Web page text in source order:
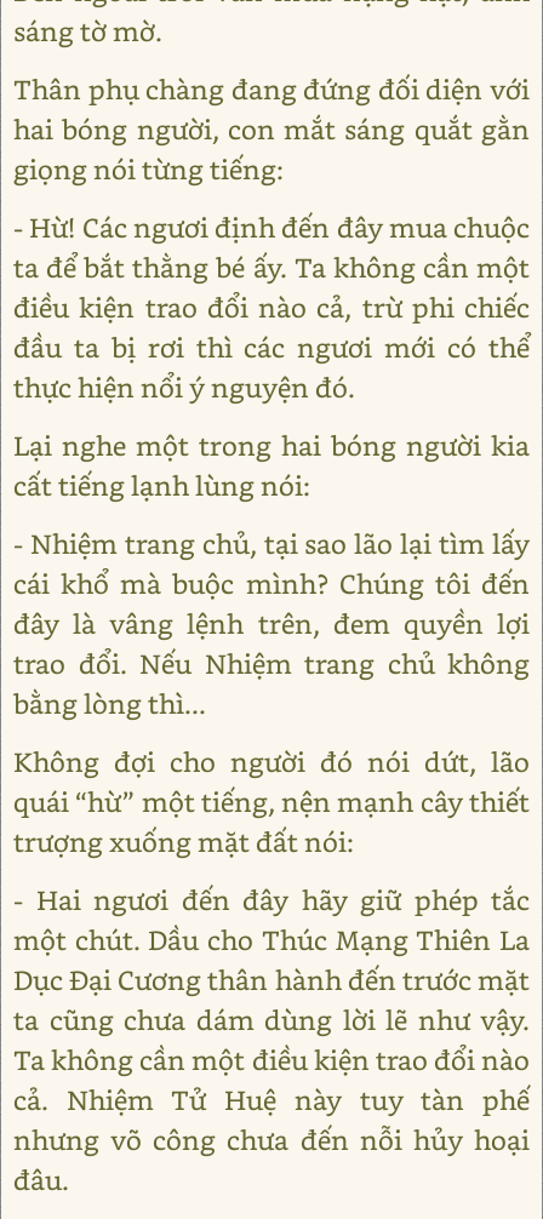
sáng tờ mờ.
Thân phụ chàng đang đứng đối diện với
hai bóng người, con mắt sáng quắt gằn
giọng nói từng tiếng:
- Hừ! Các ngươi định đến đây mua chuộc
ta để bắt thằng bé ấy. Ta không cần một
điều kiện trao đổi nào cả, trừ phi chiếc
đầu ta bị rơi thì các ngươi mới có thể
thực hiện nổi ý nguyện đó.
Lại nghe một trong hai bóng người kia
cất tiếng lạnh lùng nói:
- Nhiệm trang chủ, tại sao lão lại tìm lấy
cái khổ mà buộc mình? Chúng tôi đến
đây là vâng lệnh trên, đem quyền lợi
trao đổi. Nếu Nhiệm trang chủ không
bằng lòng thì...
Không đợi cho người đó nói dứt, lão
quái “hừ” một tiếng, nện mạnh cây thiết
trượng xuống mặt đất nói:
- Hai ngươi đến đây hãy giữ phép tắc
một chút. Dầu cho Thúc Mạng Thiên La
Dục Đại Cương thân hành đến trước mặt
ta cũng chưa dám dùng lời lẽ như vậy.
Ta không cần một điều kiện trao đổi nào
cả. Nhiệm Tử Huệ này tuy tàn phế
nhưng võ công chưa đến nỗi hủy hoại
đâu.